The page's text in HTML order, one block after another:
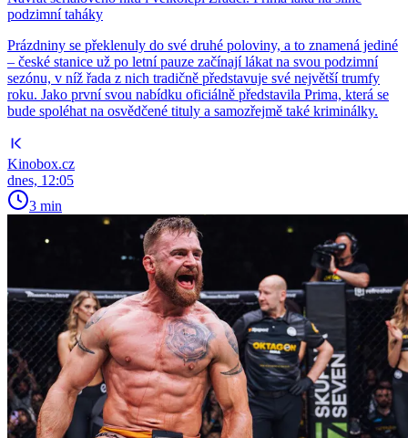
podzimní taháky
Prázdniny se překlenuly do své druhé poloviny, a to znamená jediné
– české stanice už po letní pauze začínají lákat na svou podzimní
sezónu, v níž řada z nich tradičně představuje své největší trumfy
roku. Jako první svou nabídku oficiálně představila Prima, která se
bude spoléhat na osvědčené tituly a samozřejmě také kriminálky.
Kinobox.cz
dnes, 12:05
3 min